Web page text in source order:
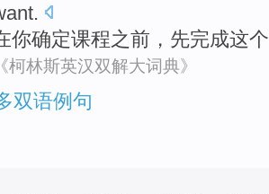
你确定课程之前 ，先完成这个
《柯林斯英汉双解大词典》
双语例句